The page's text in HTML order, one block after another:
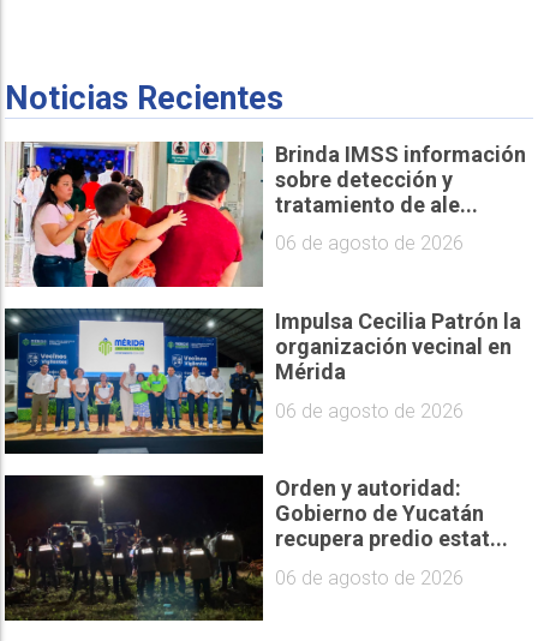
Noticias Recientes
Brinda IMSS información
sobre detección y
tratamiento de ale...
06 de agosto de 2026
Impulsa Cecilia Patrón la
organización vecinal en
Mérida
06 de agosto de 2026
Orden y autoridad:
Gobierno de Yucatán
recupera predio estat...
06 de agosto de 2026